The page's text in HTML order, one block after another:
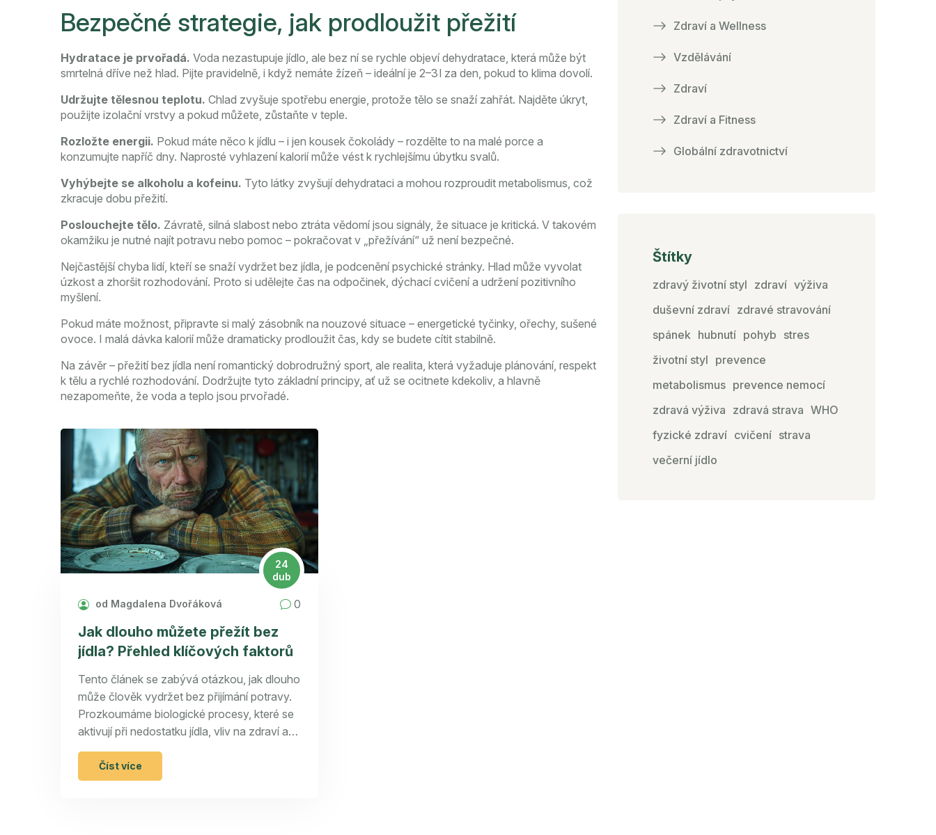
Bezpečné strategie, jak prodloužit přežití
Hydratace je prvořadá. Voda nezastupuje jídlo, ale bez ní se rychle objeví dehydratace, která může být
smrtelná dříve než hlad. Pijte pravidelně, i když nemáte žízeň – ideální je 2–3 l za den, pokud to klima dovolí.
Udržujte tělesnou teplotu. Chlad zvyšuje spotřebu energie, protože tělo se snaží zahřát. Najděte úkryt,
použijte izolační vrstvy a pokud můžete, zůstaňte v teple.
Rozložte energii. Pokud máte něco k jídlu – i jen kousek čokolády – rozdělte to na malé porce a
konzumujte napříč dny. Naprosté vyhlazení kalorií může vést k rychlejšímu úbytku svalů.
Vyhýbejte se alkoholu a kofeinu. Tyto látky zvyšují dehydrataci a mohou rozproudit metabolismus, což
zkracuje dobu přežití.
Poslouchejte tělo. Závratě, silná slabost nebo ztráta vědomí jsou signály, že situace je kritická. V takovém
okamžiku je nutné najít potravu nebo pomoc – pokračovat v „přežívání“ už není bezpečné.
Nejčastější chyba lidí, kteří se snaží vydržet bez jídla, je podcenění psychické stránky. Hlad může vyvolat
úzkost a zhoršit rozhodování. Proto si udělejte čas na odpočinek, dýchací cvičení a udržení pozitivního
myšlení.
Pokud máte možnost, připravte si malý zásobník na nouzové situace – energetické tyčinky, ořechy, sušené
ovoce. I malá dávka kalorií může dramaticky prodloužit čas, kdy se budete cítit stabilně.
Na závěr – přežití bez jídla není romantický dobrodružný sport, ale realita, která vyžaduje plánování, respekt
k tělu a rychlé rozhodování. Dodržujte tyto základní principy, ať už se ocitnete kdekoliv, a hlavně
nezapomeňte, že voda a teplo jsou prvořadé.
24
dub
od Magdalena Dvořáková 0
Jak dlouho můžete přežít bez
jídla? Přehled klíčových faktorů
Tento článek se zabývá otázkou, jak dlouho
může člověk vydržet bez přijímání potravy.
Prozkoumáme biologické procesy, které se
aktivují při nedostatku jídla, vliv na zdraví a
energii a také případové studie. Článek také
poskytuje užitečné informace o tom, co
dělat v situaci, kdy jídlo není dostupné, a jaké
Číst více
Zdraví a Wellness
Vzdělávání
Zdraví
Zdraví a Fitness
Globální zdravotnictví
Štítky
zdravý životní styl zdraví výživa
duševní zdraví zdravé stravování
spánek hubnutí pohyb stres
životní styl prevence
metabolismus prevence nemocí
zdravá výživa zdravá strava WHO
fyzické zdraví cvičení strava
večerní jídlo